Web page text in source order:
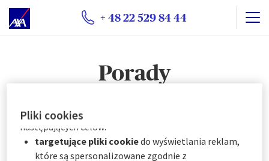
+ 48 22 529 84 44
Porady
Porady
08. 11. 2024
Pliki cookies
plików cookie:
natychmiast, klikając "
preferencji plików cookie" dostępne w stopce
AXA Partners wykorzystuje pliki cookie do
następujących celów:
targetujące pliki cookiedo wyświetlania reklam,
które są spersonalizowane zgodnie z